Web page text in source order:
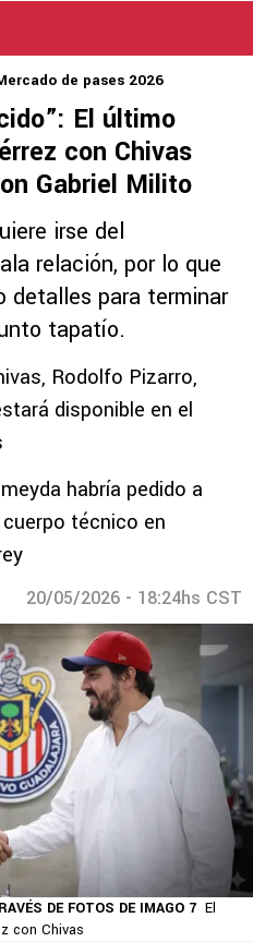
de pases 2026
El último
con Chivas
Gabriel Milito
irse del
relación, por lo que
detalles para terminar
tapatío.
Rodolfo Pizarro,
disponible en el
habría pedido a
técnico en
20/05/2026 - 18:24hs CST
DE FOTOS DE IMAGO 7 El
con Chivas